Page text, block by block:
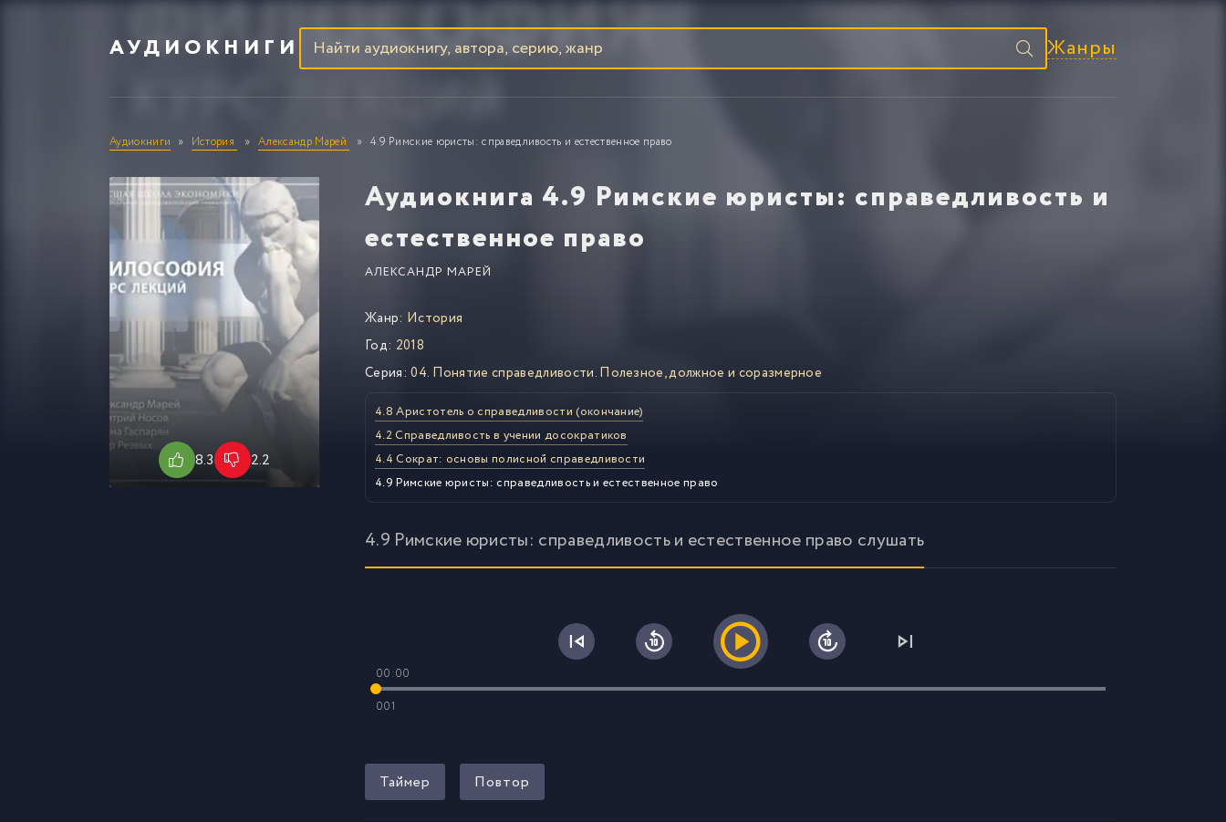
АУДИОКНИГИ Жанры
Аудиокниги История Александр Марей 4.9 Римские юристы: справедливость и естественное право
Аудиокнига 4.9 Римские юристы: справедливость и
естественное право
АЛЕКСАНДР МАРЕЙ
8.3 2.2
Жанр: История
Год: 2018
Серия: 04. Понятие справедливости. Полезное, должное и соразмерное
4.8 Аристотель о справедливости (окончание)
4.2 Справедливость в учении досократиков
4.4 Сократ: основы полисной справедливости
4.9 Римские юристы: справедливость и естественное право
4.9 Римские юристы: справедливость и естественное право слушать
00:00
001
Таймер Повтор